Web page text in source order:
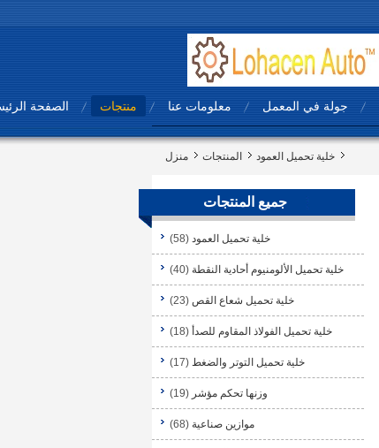
الصفحة منتجات معلومات عنا جولة في المعمل
منزل المنتجات خلية تحميل العمود
جميع المنتجات
خلية تحميل العمود (58)
خلية تحميل الألومنيوم أحادية النقطة (40)
خلية تحميل شعاع القص (23)
خلية تحميل الفولاذ المقاوم للصدأ (18)
خلية تحميل التوتر والضغط (17)
وزنها تحكم مؤشر (19)
موازين صناعية (68)